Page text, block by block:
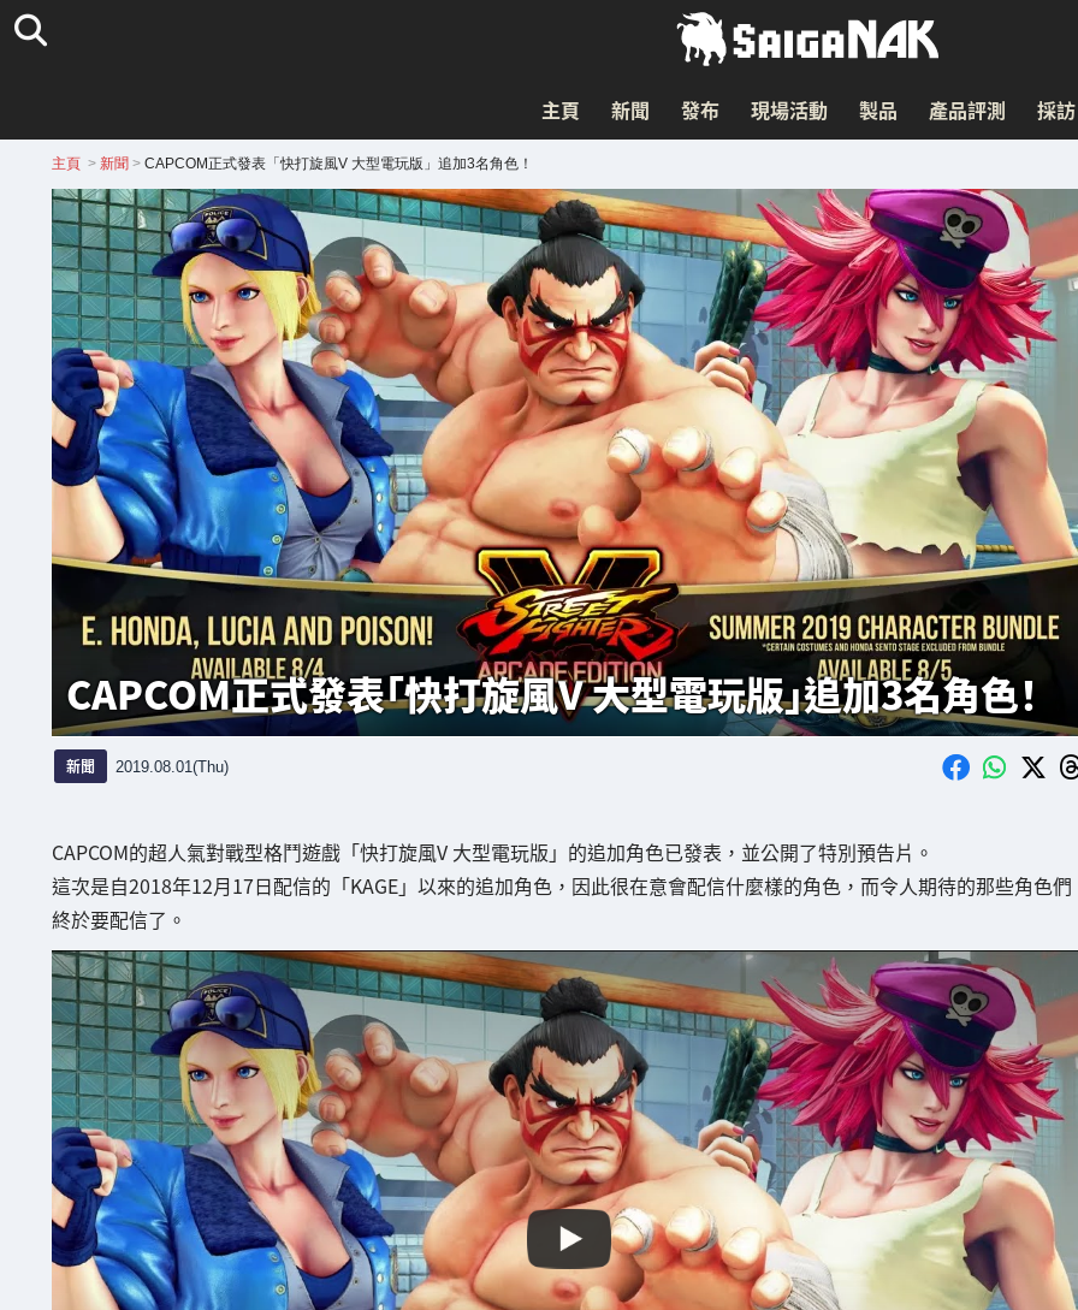
主頁 新聞 發布 現場活動 製品 產品評測 採訪
主頁 > 新聞 > CAPCOM正式發表「快打旋風V 大型電玩版」追加3名角色！
CAPCOM正式發表「快打旋風V 大型電玩版」追加3名角色！
新聞 2019.08.01(Thu)
CAPCOM的超人氣對戰型格鬥遊戲「快打旋風V 大型電玩版」的追加角色已發表，並公開了特別預告片。
這次是自2018年12月17日配信的「KAGE」以來的追加角色，因此很在意會配信什麼樣的角色，而令人期待的那些角色們
終於要配信了。